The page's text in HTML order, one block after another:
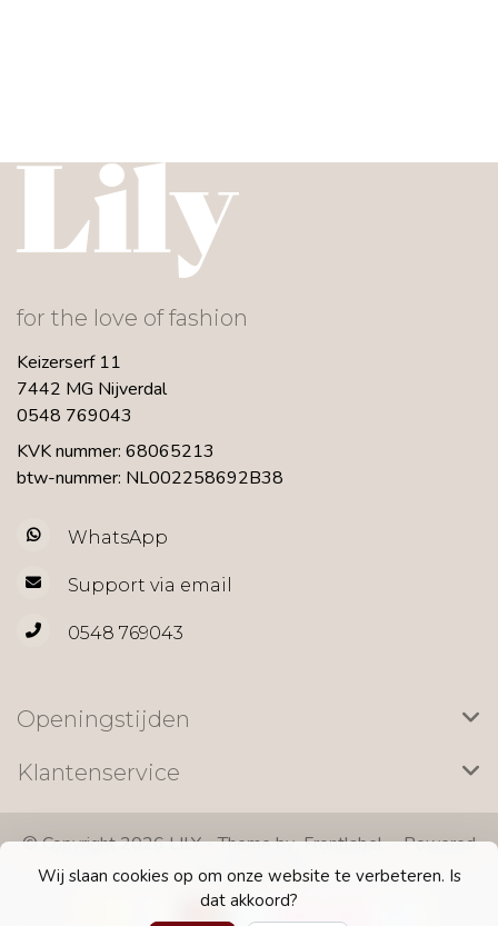
Wij slaan cookies op om onze website te verbeteren. Is
dat akkoord?
for the love of fashion
Keizerserf 11
7442 MG Nijverdal
0548 769043
KVK nummer: 68065213
btw-nummer: NL002258692B38
WhatsApp
Support via email
0548 769043
Openingstijden
Klantenservice
© Copyright 2026 LILY - Theme byFrontlabel- Powered
byLightspeed